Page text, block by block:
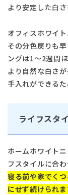
より安定した白さ
オフィスホワイ
その分色戻りも
ングは1～2週間
より自然な白さ
手入れができる
ライフスタ
ホームホワイト
フスタイルに合
寝る前や家でく
にせず続けられ